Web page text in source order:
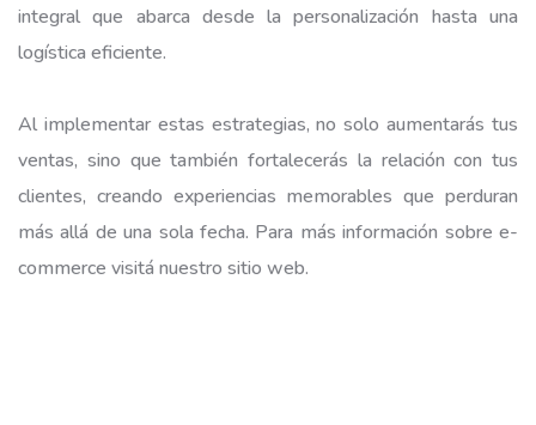
integral que abarca desde la personalización hasta una
logística eficiente.
Al implementar estas estrategias, no solo aumentarás tus
ventas, sino que también fortalecerás la relación con tus
clientes, creando experiencias memorables que perduran
más allá de una sola fecha. Para más información sobre e-
commerce visitá nuestro sitio web.